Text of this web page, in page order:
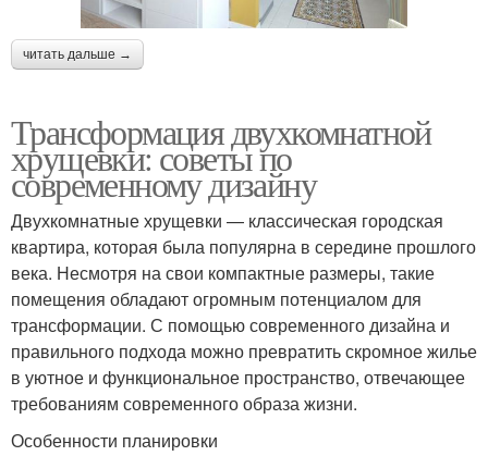
читать дальше →
Трансформация двухкомнатной
хрущевки: советы по
современному дизайну
Двухкомнатные хрущевки — классическая городская
квартира, которая была популярна в середине прошлого
века. Несмотря на свои компактные размеры, такие
помещения обладают огромным потенциалом для
трансформации. С помощью современного дизайна и
правильного подхода можно превратить скромное жилье
в уютное и функциональное пространство, отвечающее
требованиям современного образа жизни.
Особенности планировки